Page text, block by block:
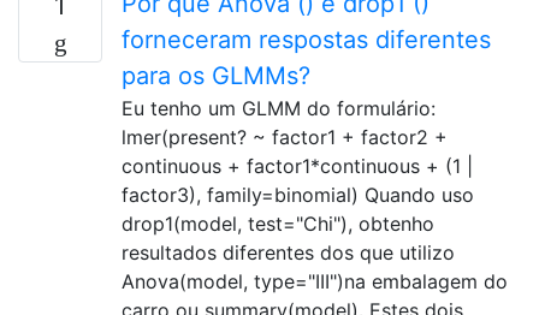
forneceram respostas diferentes
para os GLMMs?
Eu tenho um GLMM do formulário:
lmer(present? ~ factor1 + factor2 +
continuous + factor1*continuous + (1 |
factor3), family=binomial) Quando uso
drop1(model, test="Chi"), obtenho
resultados diferentes dos que utilizo
Anova(model, type="III")na embalagem do
carro ou summary(model). Estes dois